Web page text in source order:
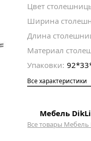
Цвет
Ширина
Длина
Материал
Упаковки:
Все характеристики
Мебель
Все товары Мебель